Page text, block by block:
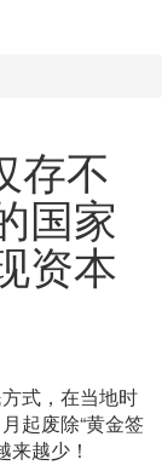
存不
国家
资本
式，在当地时
起废除“黄金签
越少！